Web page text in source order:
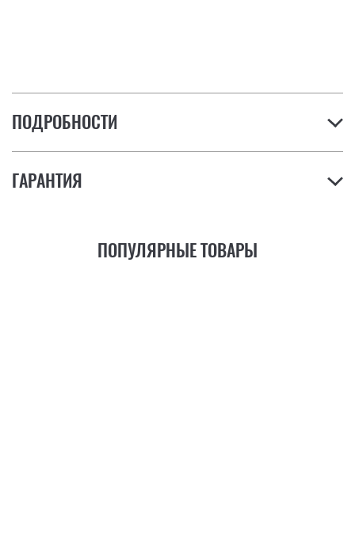
ПОДРОБНОСТИ
ГАРАНТИЯ
ПОПУЛЯРНЫЕ ТОВАРЫ